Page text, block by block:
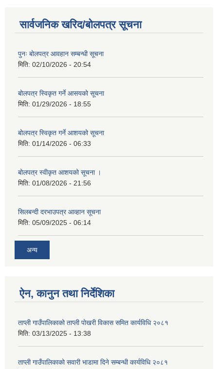
सार्वजनिक खरिद/बोलपत्र सूचना
पुनः बोलपत्र आवहान सम्बन्धी सूचना
मिति: 02/10/2026 - 20:54
बोलपत्र स्विकृत गर्ने आसयको सूचना
मिति: 01/29/2026 - 18:55
बोलपत्र स्विकृत गर्ने आशयको सूचना
मिति: 01/14/2026 - 06:33
बोलपत्र स्वीकृत आशयको सूचना ।
मिति: 01/08/2026 - 21:56
सिलबन्दी दरभाउपत्र आव्हान सूचना
मिति: 05/09/2025 - 06:14
अन्य
ऐन, कानुन तथा निर्देशिका
ताप्ली गाउँपालिकाको ताप्ली पोखरी विकास समित कार्यविधि २०८१
मिति: 03/13/2025 - 13:38
ताप्ली गाउँपालिकाको सवारी भाडामा दिने सम्बन्धी कार्यविधि २०८१